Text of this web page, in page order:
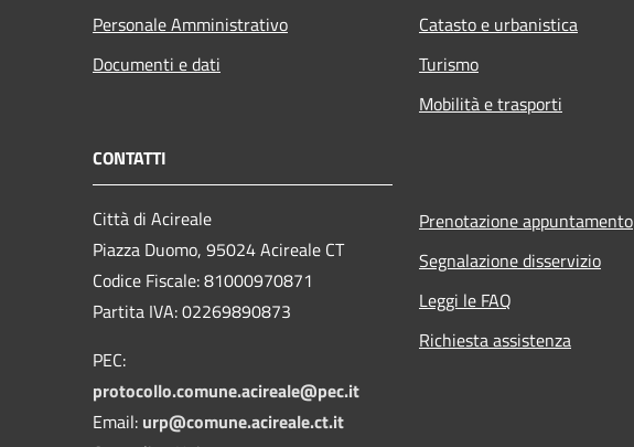
Personale Amministrativo
Documenti e dati
Catasto e urbanistica
Turismo
Mobilità e trasporti
CONTATTI
Città di Acireale
Piazza Duomo, 95024 Acireale CT
Codice Fiscale: 81000970871
Partita IVA: 02269890873
PEC:
protocollo.comune.acireale@pec.it
Email: urp@comune.acireale.ct.it
Prenotazione appuntamento
Segnalazione disservizio
Leggi le FAQ
Richiesta assistenza